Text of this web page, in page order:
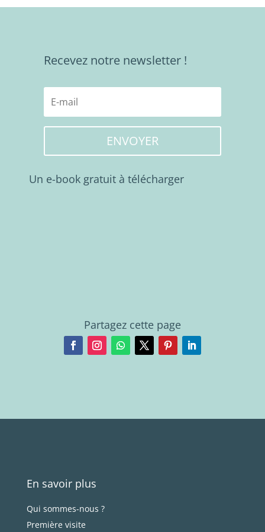
Recevez notre newsletter !
ENVOYER
Un e-book gratuit à télécharger
Partagez cette page
En savoir plus
Qui sommes-nous ?
Première visite